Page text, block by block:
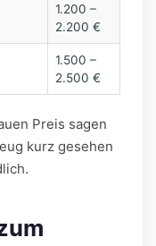
1.200 –
2.200 €
1.500 –
2.500 €
Preis sagen
kurz gesehen